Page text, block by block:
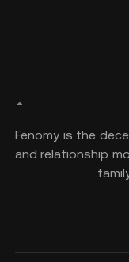
Fenomy is the
and relationship